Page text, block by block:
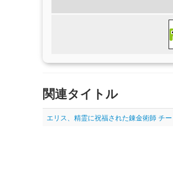
関連タイトル
エリス、精霊に祝福された錬金術師 チ